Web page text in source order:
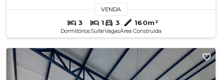
VENDA
3
Dormitórios
1
Suíte
3
Vagas
160m²
Área Construída